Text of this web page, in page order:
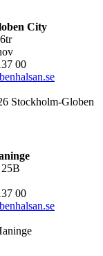
City
00
Stockholm-Globen
00